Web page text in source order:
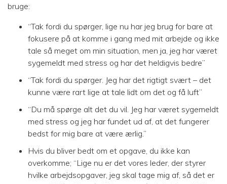
bruge:
“Tak fordi du spørger, lige nu har jeg brug for bare at
fokusere på at komme i gang med mit arbejde og ikke
tale så meget om min situation, men ja, jeg har været
sygemeldt med stress og har det heldigvis bedre”
“Tak fordi du spørger. Jeg har det rigtigt svært – det
kunne være rart lige at tale lidt om det og få luft”
“Du må spørge alt det du vil. Jeg har været sygemeldt
med stress og jeg har fundet ud af, at det fungerer
bedst for mig bare at være ærlig.”
Hvis du bliver bedt om et opgave, du ikke kan
overkomme; “Lige nu er det vores leder, der styrer
hvilke arbejdsopgaver, jeg skal tage mig af, så det er